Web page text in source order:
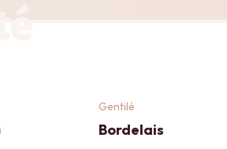
Gentilé
Bordelais